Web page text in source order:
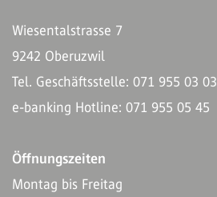
Wiesentalstrasse 7
9242 Oberuzwil
Tel. Geschäftsstelle: 071 955 03 03
e-banking Hotline: 071 955 05 45
Öffnungszeiten
Montag bis Freitag